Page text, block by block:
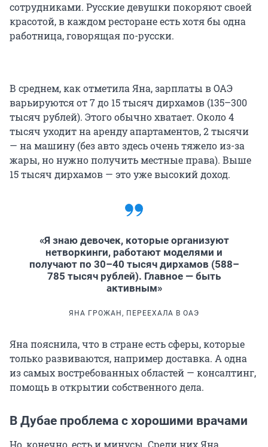
сотрудниками. Русские девушки покоряют своей
красотой, в каждом ресторане есть хотя бы одна
работница, говорящая по-русски.
В среднем, как отметила Яна, зарплаты в ОАЭ
варьируются от 7 до 15 тысяч дирхамов (135–300
тысяч рублей). Этого обычно хватает. Около 4
тысяч уходит на аренду апартаментов, 2 тысячи
— на машину (без авто здесь очень тяжело из-за
жары, но нужно получить местные права). Выше
15 тысяч дирхамов — это уже высокий доход.
«Я знаю девочек, которые организуют
нетворкинги, работают моделями и
получают по 30–40 тысяч дирхамов (588–
785 тысяч рублей). Главное — быть
активным»
ЯНА ГРОЖАН, ПЕРЕЕХАЛА В ОАЭ
Яна пояснила, что в стране есть сферы, которые
только развиваются, например доставка. А одна
из самых востребованных областей — консалтинг,
помощь в открытии собственного дела.
В Дубае проблема с хорошими врачами
Но, конечно, есть и минусы. Среди них Яна